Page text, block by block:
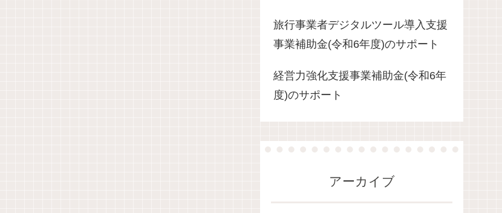
旅行事業者デジタルツール導入支援
事業補助金(令和6年度)のサポート
経営力強化支援事業補助金(令和6年
度)のサポート
アーカイブ